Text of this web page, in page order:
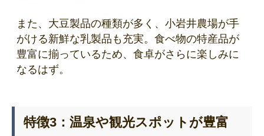
また、大豆製品の種類が多く、小岩井農場が手
がける新鮮な乳製品も充実。食べ物の特産品が
豊富に揃っているため、食卓がさらに楽しみに
なるはず。
特徴3：温泉や観光スポットが豊富